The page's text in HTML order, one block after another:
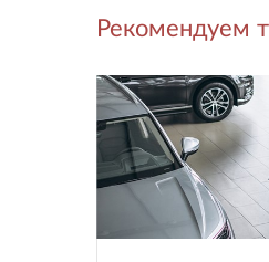
Рекомендуем